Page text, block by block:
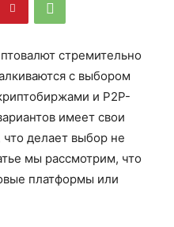
стремительно
с выбором
и P2P-
имеет свои
делает выбор не
мы рассмотрим, что
платформы или